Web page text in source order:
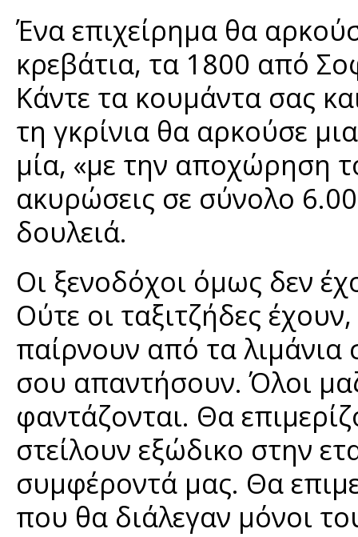
Ένα επιχείρημα θα
κρεβάτια, τα 1800 από
Κάντε τα κουμάντα σας
τη γκρίνια θα αρκούσε
μία, «με την αποχώρηση
ακυρώσεις σε σύνολο
δουλειά.
Οι ξενοδόχοι όμως δεν
Ούτε οι ταξιτζήδες
παίρνουν από τα λιμάνια
σου απαντήσουν. Όλοι
φαντάζονται. Θα
στείλουν εξώδικο στην
συμφέροντά μας. Θα
που θα διάλεγαν μόνοι